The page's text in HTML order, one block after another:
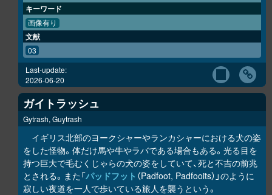
キーワード
画像有り
文献
03
Last-update:
2026-06-20
ガイトラッシュ
Gytrash, Guytrash
イギリス北部のヨークシャーやランカシャーにおける犬の姿
をした怪物。体だけ馬や牛やラバである場合もある。光る目を
持つ巨大で毛むくじゃらの犬の姿をしていて、死と不吉の前兆
とされる。また「パッドフット （Padfoot, Padfooits）」のように
寂しい夜道を一人で歩いている旅人を襲うという。